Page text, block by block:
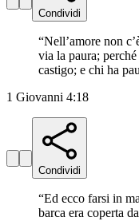
Condividi
“Nell’amore non
via la paura;
castigo; e chi ha
1 Giovanni 4:18
Condividi
“Ed ecco farsi in
barca era coperta